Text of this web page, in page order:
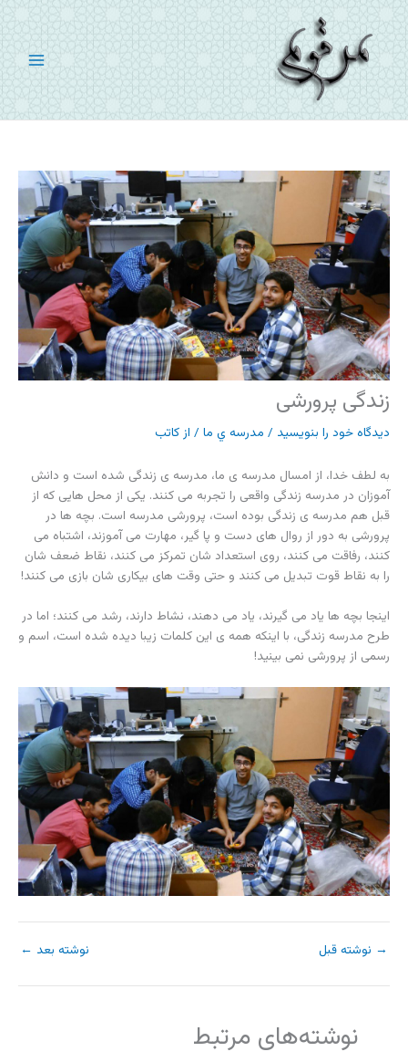
پرش
به
محتوا
زندگی پرورشی
دیدگاه‌ خود را بنویسید / مدرسه ي ما / از کاتب
به لطف خدا، از امسال مدرسه ی ما، مدرسه ی زندگی شده است و دانش
آموزان در مدرسه زندگی واقعی را تجربه می کنند. یکی از محل هایی که از
قبل هم مدرسه ی زندگی بوده است، پرورشی مدرسه است. بچه ها در
پرورشی به دور از روال های دست و پا گیر، مهارت می آموزند، اشتباه می
کنند، رفاقت می کنند، روی استعداد شان تمرکز می کنند، نقاط ضعف شان
را به نقاط قوت تبدیل می کنند و حتی وقت های بیکاری شان بازی می کنند!
اینجا بچه ها یاد می گیرند، یاد می دهند، نشاط دارند، رشد می کنند؛ اما در
طرح مدرسه زندگی، با اینکه همه ی این کلمات زیبا دیده شده است، اسم و
رسمی از پرورشی نمی بینید!
→ نوشته قبل نوشته بعد ←
نوشته‌های مرتبط